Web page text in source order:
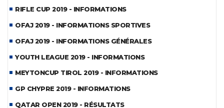
RIFLE CUP 2019 - INFORMATIONS
OFAJ 2019 - INFORMATIONS SPORTIVES
OFAJ 2019 - INFORMATIONS GÉNÉRALES
YOUTH LEAGUE 2019 - INFORMATIONS
MEYTONCUP TIROL 2019 - INFORMATIONS
GP CHYPRE 2019 - INFORMATIONS
QATAR OPEN 2019 - RÉSULTATS